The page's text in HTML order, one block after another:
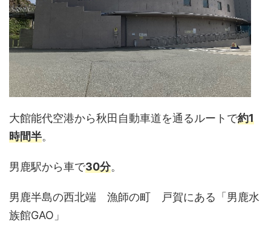
大館能代空港から秋田自動車道を通るルートで約1
時間半。
男鹿駅から車で30分。
男鹿半島の西北端 漁師の町 戸賀にある「男鹿水
族館GAO」